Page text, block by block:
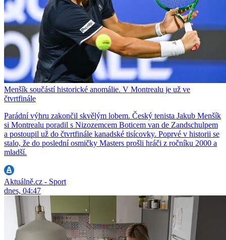
Menšík součástí historické anomálie. V Montrealu je už ve
čtvrtfinále
Parádní výhru zakončil skvělým lobem. Český tenista Jakub Menšík
si Montrealu poradil s Nizozemcem Boticem van de Zandschulpem
a postoupil už do čtvrtfinále kanadské tisícovky. Poprvé v historii se
stalo, že do poslední osmičky Masters prošli hráči z ročníku 2000 a
mladší.
Aktuálně.cz - Sport
dnes, 04:47